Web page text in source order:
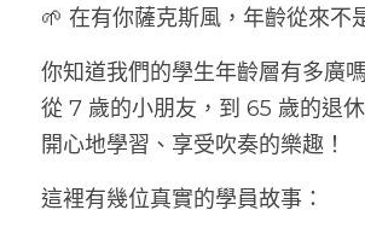
🌱 在有你薩克斯風，年齡從來不
你知道我們的學生年齡層有多廣
從 7 歲的小朋友，到 65 歲的退
開心地學習、享受吹奏的樂趣！
這裡有幾位真實的學員故事：